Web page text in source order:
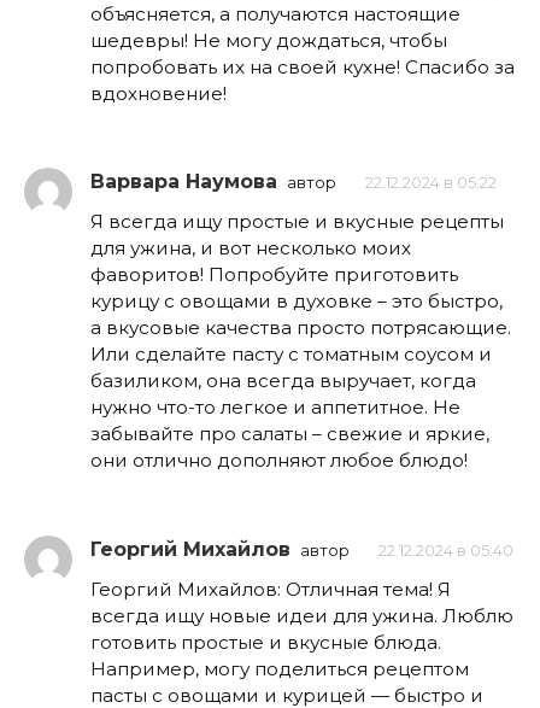
объясняется, а получаются настоящие
шедевры! Не могу дождаться, чтобы
попробовать их на своей кухне! Спасибо за
вдохновение!
Варвара Наумова автор 22.12.2024 в 05:22
Я всегда ищу простые и вкусные рецепты
для ужина, и вот несколько моих
фаворитов! Попробуйте приготовить
курицу с овощами в духовке – это быстро,
а вкусовые качества просто потрясающие.
Или сделайте пасту с томатным соусом и
базиликом, она всегда выручает, когда
нужно что-то легкое и аппетитное. Не
забывайте про салаты – свежие и яркие,
они отлично дополняют любое блюдо!
Георгий Михайлов автор 22.12.2024 в 05:40
Георгий Михайлов: Отличная тема! Я
всегда ищу новые идеи для ужина. Люблю
готовить простые и вкусные блюда.
Например, могу поделиться рецептом
пасты с овощами и курицей — быстро и